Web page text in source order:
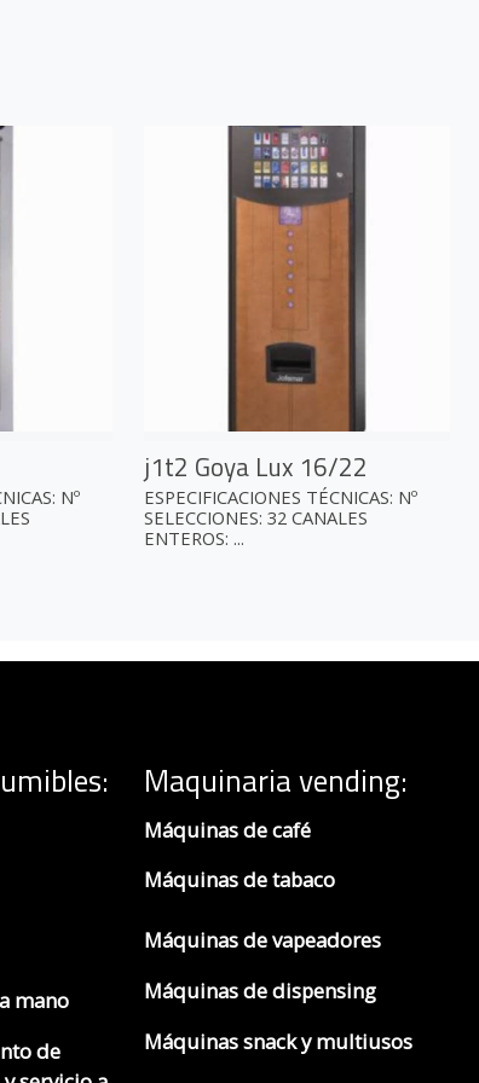
Nº
j1t2 Goya Lux 16/22
ESPECIFICACIONES TÉCNICAS: Nº
SELECCIONES: 32 CANALES
ENTEROS: ...
mano
de
Maquinaria vending:
Máquinas de café
Máquinas de tabaco
Máquinas de vapeadores
Máquinas de dispensing
Máquinas snack y multiusos